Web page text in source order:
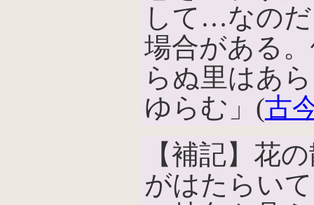
して…なの
場合がある
らぬ里はあ
ゆらむ」(古
【補記】花
がはたらい